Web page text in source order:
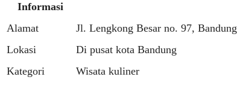
Informasi
Alamat
Jl. Lengkong Besar no. 97, Bandung
Lokasi
Di pusat kota Bandung
Kategori
Wisata kuliner